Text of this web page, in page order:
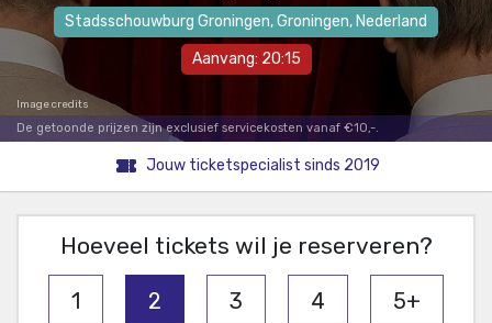
Stadsschouwburg Groningen,Groningen, Nederland
Aanvang: 20:15
Image credits
De getoonde prijzen zijn exclusief servicekosten vanaf €10,-.
Jouw ticketspecialist sinds 2019
Hoeveel tickets wil je reserveren?
1 2 3 4 5+